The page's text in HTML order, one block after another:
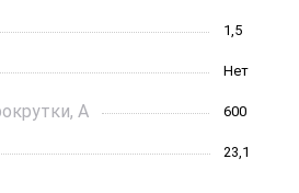
1,5
Нет
A 600
23,1